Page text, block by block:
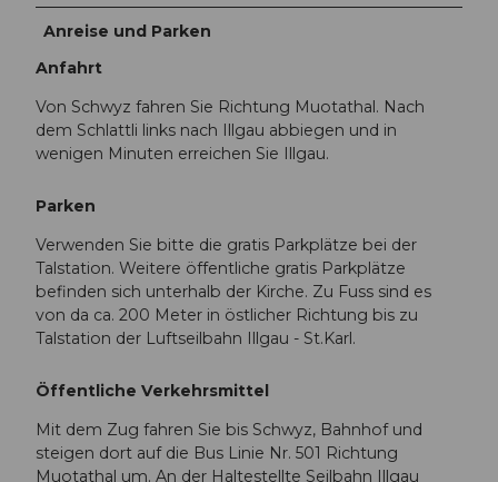
Anreise und Parken
Anfahrt
Von Schwyz fahren Sie Richtung Muotathal. Nach
dem Schlattli links nach Illgau abbiegen und in
wenigen Minuten erreichen Sie Illgau.
Parken
Verwenden Sie bitte die gratis Parkplätze bei der
Talstation. Weitere öffentliche gratis Parkplätze
befinden sich unterhalb der Kirche. Zu Fuss sind es
von da ca. 200 Meter in östlicher Richtung bis zu
Talstation der Luftseilbahn Illgau - St.Karl.
Öffentliche Verkehrsmittel
Mit dem Zug fahren Sie bis Schwyz, Bahnhof und
steigen dort auf die Bus Linie Nr. 501 Richtung
Muotathal um. An der Haltestellte Seilbahn Illgau